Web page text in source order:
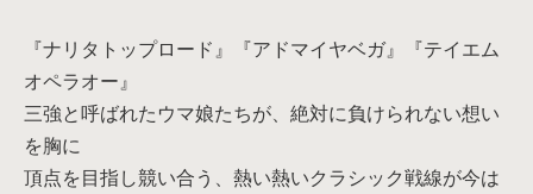
『ナリタトップロード』『アドマイヤベガ』『テイエム
オペラオー』
三強と呼ばれたウマ娘たちが、絶対に負けられない想い
を胸に
頂点を目指し競い合う、熱い熱いクラシック戦線が今は